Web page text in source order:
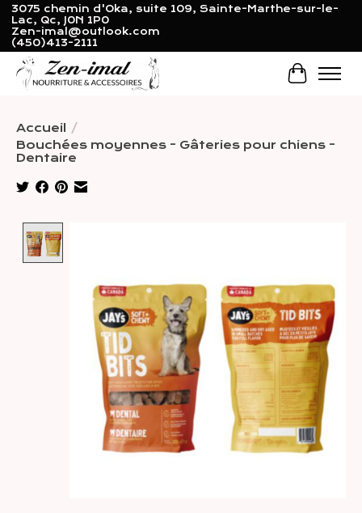
3075 chemin d'Oka, suite 109, Sainte-Marthe-sur-le-
Lac, Qc, J0N 1P0
Zen-imal@outlook.com
(450)413-2111
Panier
Accueil /
Bouchées moyennes - Gâteries pour chiens -
Dentaire